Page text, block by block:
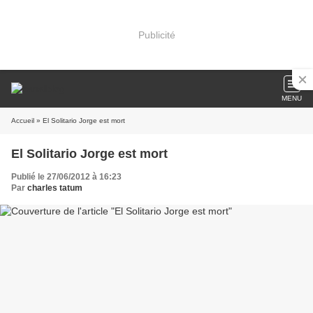
Publicité
MENU
Accueil » El Solitario Jorge est mort
El Solitario Jorge est mort
Publié le 27/06/2012 à 16:23
Par charles tatum